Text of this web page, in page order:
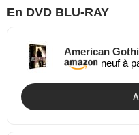
En DVD BLU-RAY
American
neuf à